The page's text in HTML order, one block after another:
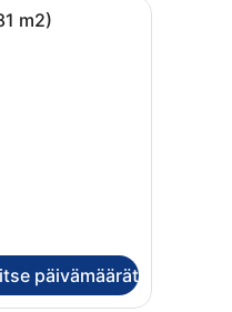
m2)
päivämäärät